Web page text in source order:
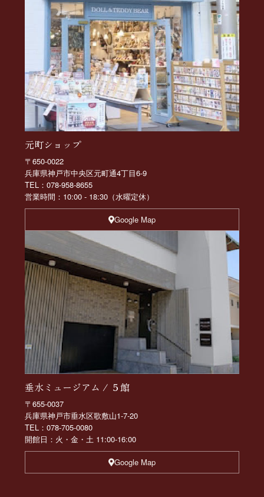
元町ショップ
〒650-0022
兵庫県神戸市中央区元町通4丁目6-9
TEL：078-958-8655
営業時間：10:00 - 18:30（水曜定休）
Google Map
垂水ミュージアム / ５館
〒655-0037
兵庫県神戸市垂水区歌敷山1-7-20
TEL：078-705-0080
開館日：火・金・土 11:00-16:00
Google Map